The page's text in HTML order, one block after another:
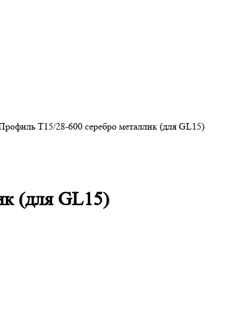
Т15/28-600 серебро металлик (для GL15)
(для GL15)